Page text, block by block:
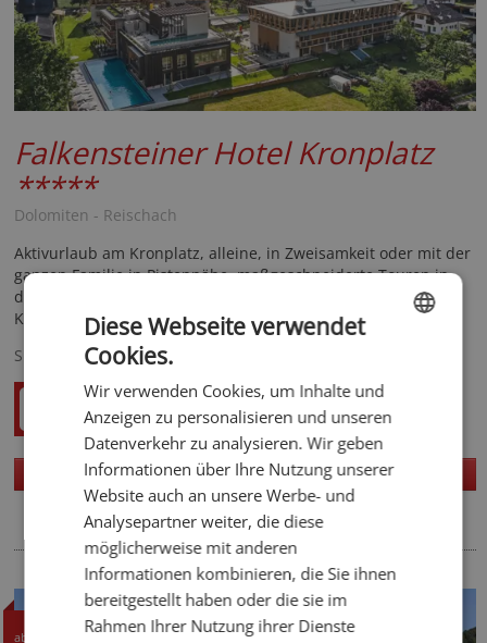
Falkensteiner Hotel Kronplatz
*****
Dolomiten - Reischach
Aktivurlaub am Kronplatz, alleine, in Zweisamkeit oder mit der
ganzen Familie in Pistennähe, maßgeschneiderte Touren in
den Dolomiten, Acquapura Summit SPA & gesunde Slow Food
Kulinarik!
Spezialisiert auf
Homepage Details
ab 74,50 CHF
GERMAN
Diese Webseite verwendet
Cookies.
Wir verwenden Cookies, um Inhalte und
Anzeigen zu personalisieren und unseren
Datenverkehr zu analysieren. Wir geben
Informationen über Ihre Nutzung unserer
Website auch an unsere Werbe- und
Analysepartner weiter, die diese
möglicherweise mit anderen
Informationen kombinieren, die Sie ihnen
bereitgestellt haben oder die sie im
Rahmen Ihrer Nutzung ihrer Dienste